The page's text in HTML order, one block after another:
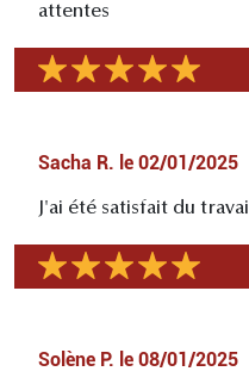
attentes
Sacha R. le 02/01/2025
J'ai été satisfait du travail
Solène P. le 08/01/2025